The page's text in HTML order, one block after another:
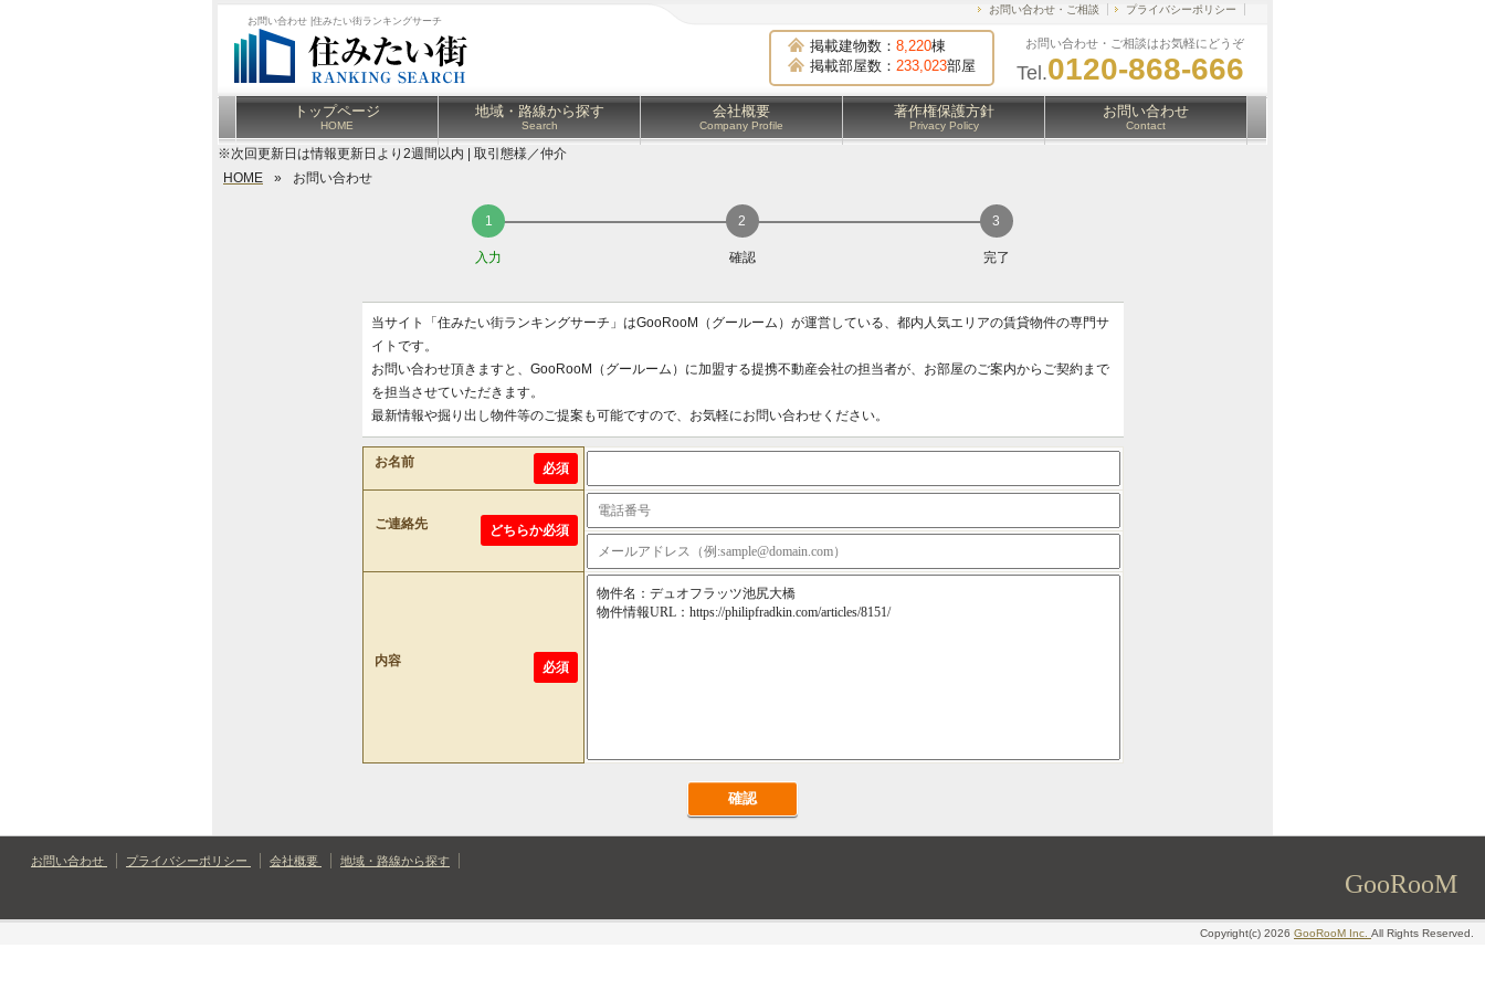
お問い合わせ |住みたい街ランキングサーチ
掲載建物数： 8,220棟
掲載部屋数： 233,023部屋
お問い合わせ・ご相談はお気軽にどうぞ
Tel.0120-868-666
お問い合わせ・ご相談 プライバシーポリシー
トップページ
HOME
地域・路線から探す
Search
会社概要
Company Profile
著作権保護方針
Privacy Policy
お問い合わせ
Contact
※次回更新日は情報更新日より2週間以内 | 取引態様／仲介
HOME
» お問い合わせ
入力 確認 完了
当サイト「住みたい街ランキングサーチ」はGooRooM（グールーム）が運営している、都内人気エリアの賃貸物件の専門サ
イトです。
お問い合わせ頂きますと、GooRooM（グールーム）に加盟する提携不動産会社の担当者が、お部屋のご案内からご契約まで
を担当させていただきます。
最新情報や掘り出し物件等のご提案も可能ですので、お気軽にお問い合わせください。
お名前 必須
ご連絡先 どちらか必須
内容 必須
確認
お問い合わせ プライバシーポリシー 会社概要 地域・路線から探す
GooRooM
Copyright(c) 2026 GooRooM Inc. All Rights Reserved.